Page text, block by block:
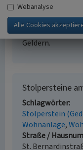
Literatur
ConCultura
Geldern.
Stolpersteine
Schlagwörter
Stolperstein
Wohnanlage
Straße /
St.
Webanalyse